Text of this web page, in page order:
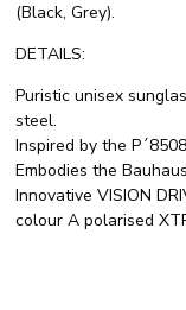
(Black, Grey).
DETAILS:
Puristic unisex
steel.
Inspired by the
Embodies the
Innovative VISION
colour A polarised